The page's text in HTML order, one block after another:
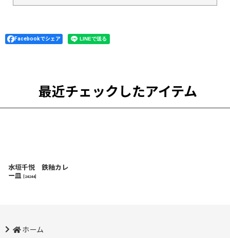
Facebookでシェア
最近チェックしたアイテム
水垣千悦 鉄釉カレ
ー皿
24244]
ホーム